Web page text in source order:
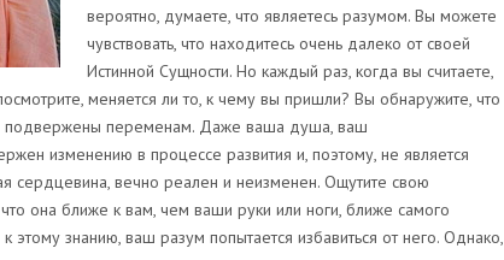
вероятно, думаете, что являетесь разумом. Вы можете
чувствовать, что находитесь очень далеко от своей
Истинной Сущности. Но каждый раз, когда вы считаете,
меняется ли то, к чему вы пришли? Вы обнаружите, что
подвержены переменам. Даже ваша душа, ваш
изменению в процессе развития и, поэтому, не является
сердцевина, вечно реален и неизменен. Ощутите свою
она ближе к вам, чем ваши руки или ноги, ближе самого
этому знанию, ваш разум попытается избавиться от него. Однако,